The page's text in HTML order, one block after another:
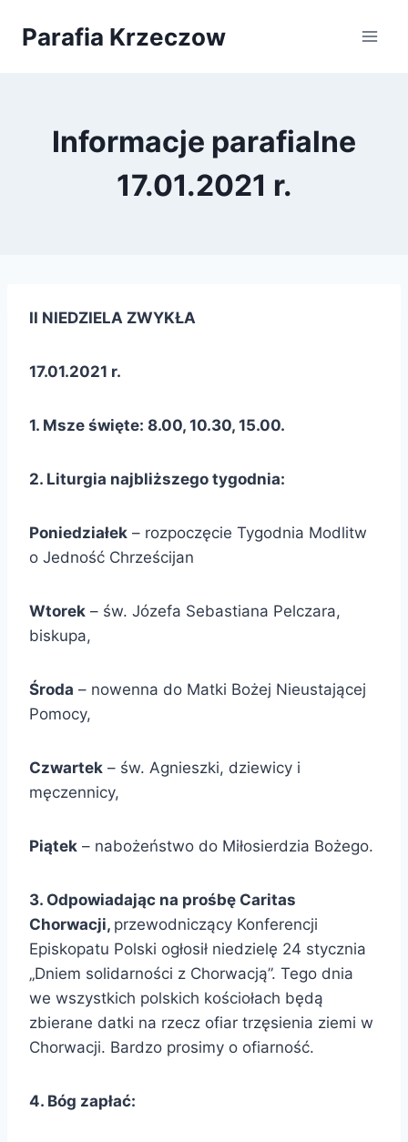
Parafia Krzeczow
Informacje parafialne
17.01.2021 r.
II NIEDZIELA ZWYKŁA
17.01.2021 r.
1. Msze święte: 8.00, 10.30, 15.00.
2. Liturgia najbliższego tygodnia:
Poniedziałek – rozpoczęcie Tygodnia Modlitw
o Jedność Chrześcijan
Wtorek – św. Józefa Sebastiana Pelczara,
biskupa,
Środa – nowenna do Matki Bożej Nieustającej
Pomocy,
Czwartek – św. Agnieszki, dziewicy i
męczennicy,
Piątek – nabożeństwo do Miłosierdzia Bożego.
3. Odpowiadając na prośbę Caritas
Chorwacji, przewodniczący Konferencji
Episkopatu Polski ogłosił niedzielę 24 stycznia
„Dniem solidarności z Chorwacją”. Tego dnia
we wszystkich polskich kościołach będą
zbierane datki na rzecz ofiar trzęsienia ziemi w
Chorwacji. Bardzo prosimy o ofiarność.
4. Bóg zapłać: